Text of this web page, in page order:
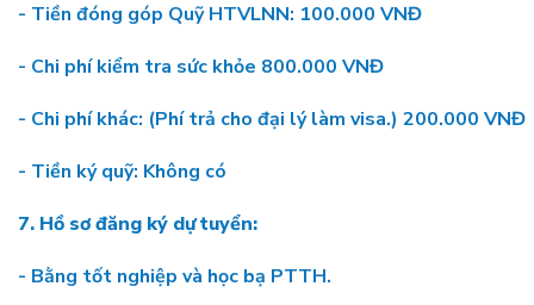
- Tiền đóng góp Quỹ HTVLNN: 100.000 VNĐ
- Chi phí kiểm tra sức khỏe 800.000 VNĐ
- Chi phí khác: (Phí trả cho đại lý làm visa.) 200.000 VNĐ
- Tiền ký quỹ: Không có
7. Hồ sơ đăng ký dự tuyển:
- Bằng tốt nghiệp và học bạ PTTH.